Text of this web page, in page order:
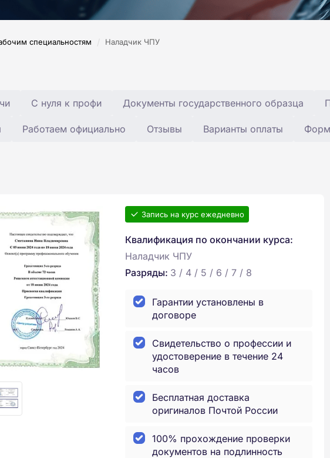
специальностям / Наладчик ЧПУ
С нуля к профи Документы государственного образца
Работаем официально Отзывы Варианты оплаты
Запись на курс ежедневно
Квалификация по окончании курса:
Наладчик ЧПУ
Разряды: 3 / 4 / 5 / 6 / 7 / 8
Гарантии установлены в
договоре
Свидетельство о профессии и
удостоверение в течение 24
часов
Бесплатная доставка
оригиналов Почтой России
100% прохождение проверки
документов на подлинность